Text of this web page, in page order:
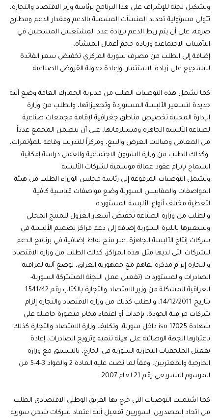
وتشكيل لجنة للإشراف على هذا البرنامج برئاسة وزير الاقتصاد والتجارة،
تتولى مسؤولية تحديد المنشآت المشملة بالدعم ومقدار الدعم ومطارح
صرفه، على أن يتم ربط الدعم بزيادة عدد المشتغلين المسجلين في
التأمينات الاجتماعية وزيادة حجم أعمال المنشأة،
إضافة إلى الطلب من مصرف سورية المركزي تخفيض سعر الفائدة
للتشجيع على زيادة الاستثمار، وإعادة جدولة القروض الصناعية.
كما تشمل هذه التوصيات الطلب من مديرية الجمارك العامة وضع آلية
جديدة لتسعير الألبسة المستوردة وتجهيزاتها، والطلب من وزارة
الإدارة المحلية تخصيص مناطق جغرافية لإقامة مجمعات صناعية
لصناعة الألبسة الجاهزة ومستلزماتها، على أن يتضمن المجمع عدداً
من المعامل وصالات العرض والبيع، ومركزاً للتدريب وقاعة للمؤتمرات،
وكذلك الطلب من وزارة الشؤون الاجتماعية والعمل دراسة إمكانية
السماح بإبرام عقود عمالة موسمية لشركات الألبسة.
وتشمل التوصيات المرفوعة إلى رئاسة مجلس الوزراء الطلب من هيئة
المواصفات والمقاييس السورية وضع مواصفات قياسية كافية
لتغطية مختلف أنواع الألبسة المستوردة.
والطلب من وزارة الصناعة تخفيض أسعار الغزول للمنتج المحلي
وتسعيرها بالليرة السورية إضافة إلى دعم مراكز تصميم الألبسة في
شركات إنتاج الألبسة الجاهزة، عبر منح نقاط إضافية في برنامج الدعم
للشركات التي لديها مثل هذه المراكز، كذلك الطلب من وزارة الاقتصاد
والتجارة إبرام مذكرة تفاهم مع جمهورية العراق، لوضع آلية لمراقبة
الصادرات والمستوردات (تفعيل عمل اللجنة المشتركة السورية-
العراقية المشكلة من وزير الاقتصاد والتجارة بالكتاب رقم 1541/42
بتاريخ 14/12/2011، والطلب كذلك من وزارة الاقتصاد والتجارة إلزام
شركات مراقبة الجودة، بإحداث أو اعتماد مخابر متطورة حاصلة على
شهادة iso 17025 داخل سورية، وتكليف وزارة الاقتصاد والتجارة كذلك
باعتبارها الجهة الوصائية على هيئة تنمية وترويج الصادرات، إعادة
تفعيل الملحقيات التجارية السورية في الخارج، بالتنسيق مع وزارة
الخارجية والمغتربين، وفقاً لما نصت عليه المادة 2 والمواد 3-4-5 من
المرسوم التشريعي رقم 21 لعام 2007.
كما اشتملت التوصيات التي خرج بها الفريق الوطني الاقتصادي الطلب
من اتحاد المصدرين السوريين تفعيل آلية اعتماد شركات شحن سورية